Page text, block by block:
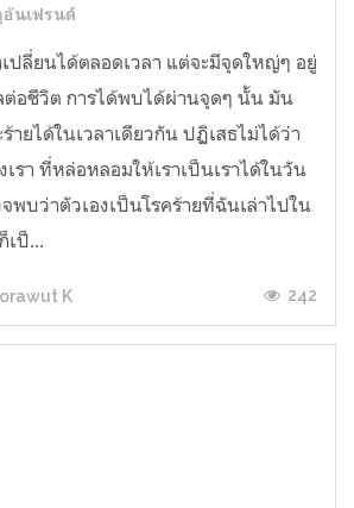
อันเฟรนด์
ปลี่ยนได้ตลอดเวลา แต่จะมีจุดใหญ่ๆ อยู่
อชีวิต การได้พบได้ผ่านจุดๆ นั้น มัน
ายได้ในเวลาเดียวกัน ปฏิเสธไม่ได้ว่า
รา ที่หล่อหลอมให้เราเป็นเราได้ในวัน
พบว่าตัวเองเป็นโรคร้ายที่ฉันเล่าไปใน
ป็...
K 242